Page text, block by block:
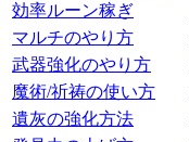
効率ルーン稼ぎ
マルチのやり方
武器強化のやり方
魔術/祈祷の使い方
遺灰の強化方法